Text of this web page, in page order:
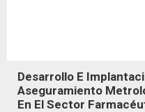
Desarrollo E
Aseguramiento
En El Sector